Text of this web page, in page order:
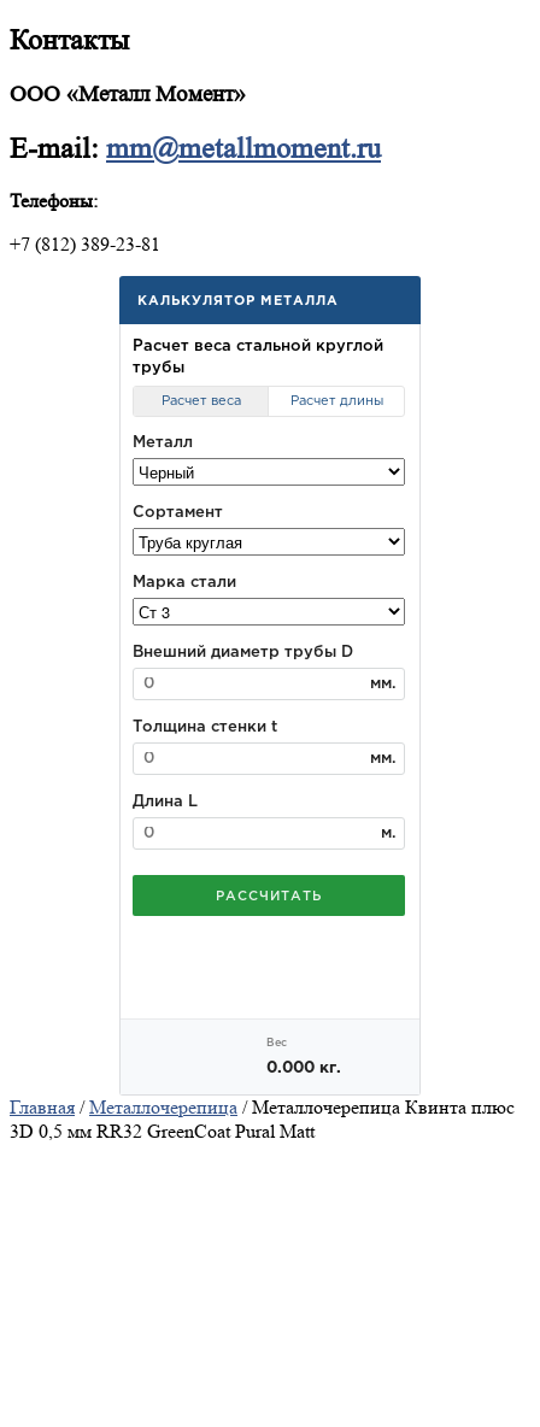
Контакты
ООО «Металл Момент»
E-mail: mm@metallmoment.ru
Телефоны:
+7 (812) 389-23-81
Главная /Металлочерепица / Металлочерепица Квинта плюс
3D 0,5 мм RR32 GreenCoat Pural Matt